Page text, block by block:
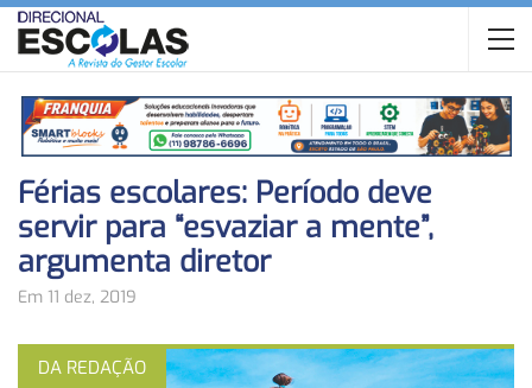
Férias escolares: Período deve
servir para “esvaziar a mente”,
argumenta diretor
Em 11 dez, 2019
DA REDAÇÃO